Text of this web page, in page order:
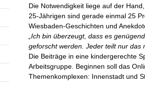
Die Notwendigkeit liege auf der
25-Jährigen sind gerade einmal 25
Wiesbaden-Geschichten und
„Ich bin überzeugt, dass es
geforscht werden. Jeder teilt nur das
Die Beiträge in eine kindergerechte
Arbeitsgruppe. Beginnen soll das
Themenkomplexen: Innenstadt und